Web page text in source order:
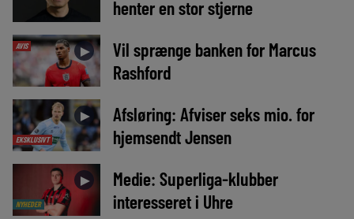
henter en stor stjerne
AVIS ►
Vil sprænge banken for Marcus
Rashford
EKSKLUSIVT
►
Afsløring: Afviser seks mio. for
hjemsendt Jensen
NYHEDER
►
Medie: Superliga-klubber
interesseret i Uhre